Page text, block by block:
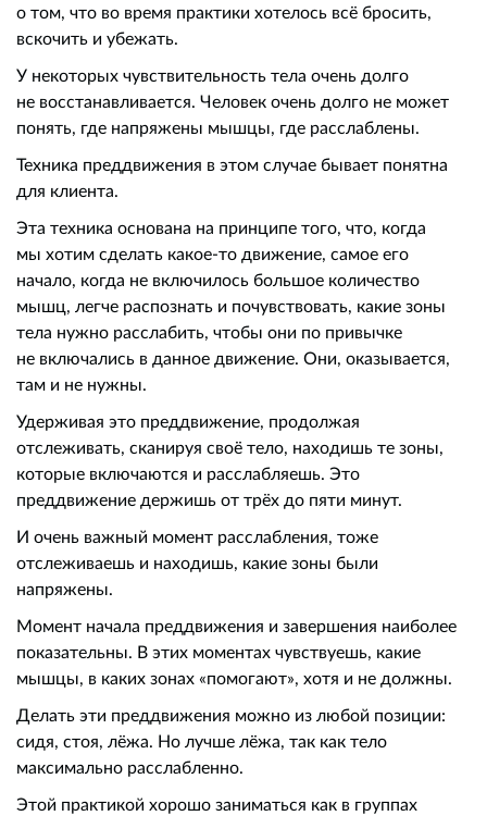
о том, что во время практики хотелось всё бросить,
вскочить и убежать.
У некоторых чувствительность тела очень долго
не восстанавливается. Человек очень долго не может
понять, где напряжены мышцы, где расслаблены.
Техника преддвижения в этом случае бывает понятна
для клиента.
Эта техника основана на принципе того, что, когда
мы хотим сделать какое-то движение, самое его
начало, когда не включилось большое количество
мышц, легче распознать и почувствовать, какие зоны
тела нужно расслабить, чтобы они по привычке
не включались в данное движение. Они, оказывается,
там и не нужны.
Удерживая это преддвижение, продолжая
отслеживать, сканируя своё тело, находишь те зоны,
которые включаются и расслабляешь. Это
преддвижение держишь от трёх до пяти минут.
И очень важный момент расслабления, тоже
отслеживаешь и находишь, какие зоны были
напряжены.
Момент начала преддвижения и завершения наиболее
показательны. В этих моментах чувствуешь, какие
мышцы, в каких зонах «помогают», хотя и не должны.
Делать эти преддвижения можно из любой позиции:
сидя, стоя, лёжа. Но лучше лёжа, так как тело
максимально расслабленно.
Этой практикой хорошо заниматься как в группах